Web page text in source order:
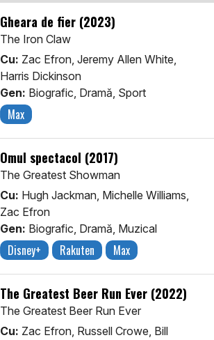
Gheara de fier (2023)
The Iron Claw
Cu: Zac Efron, Jeremy Allen White,
Harris Dickinson
Gen: Biografic, Dramă, Sport
Max
Omul spectacol (2017)
The Greatest Showman
Cu: Hugh Jackman, Michelle Williams,
Zac Efron
Gen: Biografic, Dramă, Muzical
Disney+ Rakuten Max
The Greatest Beer Run Ever (2022)
The Greatest Beer Run Ever
Cu: Zac Efron, Russell Crowe, Bill